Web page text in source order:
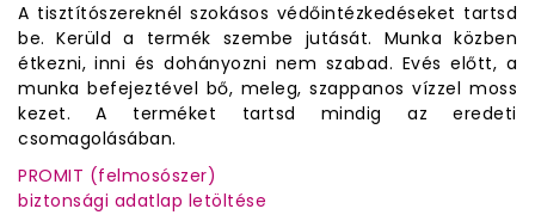
A tisztítószereknél szokásos védőintézkedéseket tartsd
be. Kerüld a termék szembe jutását. Munka közben
étkezni, inni és dohányozni nem szabad. Evés előtt, a
munka befejeztével bő, meleg, szappanos vízzel moss
kezet. A terméket tartsd mindig az eredeti
csomagolásában.
PROMIT (felmosószer)
biztonsági adatlap letöltése